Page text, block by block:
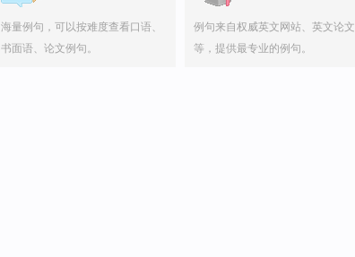
海量例句，可以按难度查看口语、
书面语、论文例句。
例句来自权威英文网站、英文论文
等，提供最专业的例句。